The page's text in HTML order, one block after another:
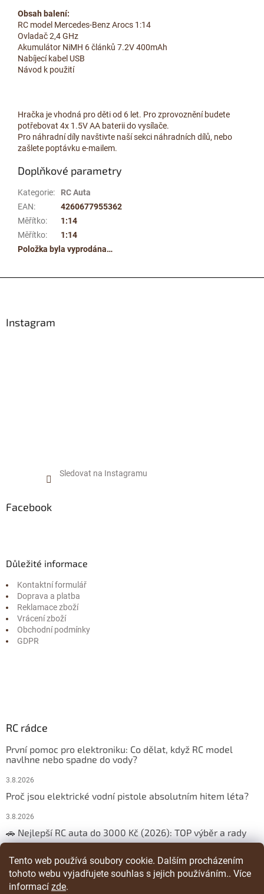
Tento web používá soubory cookie. Dalším procházením
tohoto webu vyjadřujete souhlas s jejich používáním.. Více
informací zde.
Obsah balení:
RC model Mercedes-Benz Arocs 1:14
Ovladač 2,4 GHz
Akumulátor NiMH 6 článků 7.2V 400mAh
Nabíjecí kabel USB
Návod k použití
Hračka je vhodná pro děti od 6 let. Pro zprovoznění budete
potřebovat 4x 1.5V AA baterii do vysílače.
Pro náhradní díly navštivte naší sekci náhradních dílů, nebo
zašlete poptávku e-mailem.
Doplňkové parametry
Kategorie:
RC Auta
EAN:
4260677955362
Měřítko:
1:14
Měřítko:
1:14
Položka byla vyprodána…
Instagram
Sledovat na Instagramu
Facebook
Důležité informace
Kontaktní formulář
Doprava a platba
Reklamace zboží
Vrácení zboží
Obchodní podmínky
GDPR
RC rádce
První pomoc pro elektroniku: Co dělat, když RC model
navlhne nebo spadne do vody?
3.8.2026
Proč jsou elektrické vodní pistole absolutním hitem léta?
3.8.2026
🚗 Nejlepší RC auta do 3000 Kč (2026): TOP výběr a rady
ARCHIV